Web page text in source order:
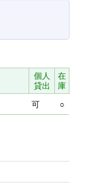
個人
貸出
在
庫
可 ○